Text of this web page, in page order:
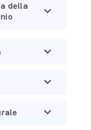
della